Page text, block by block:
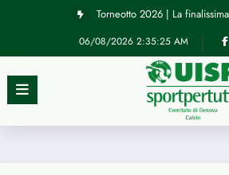
Torneotto 2026 | La
06/08/2026 2:35:25 AM